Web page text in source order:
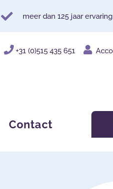
meer dan 125 jaar ervaring
+31 (0)515 435 651
Contact